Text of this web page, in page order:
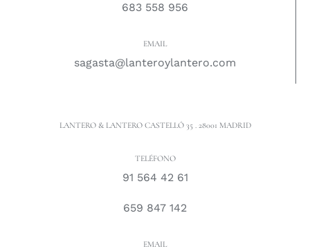
683 558 956
EMAIL
sagasta@lanteroylantero.com
LANTERO & LANTERO CASTELLÓ 35 . 28001 MADRID
TELÉFONO
91 564 42 61
659 847 142
EMAIL